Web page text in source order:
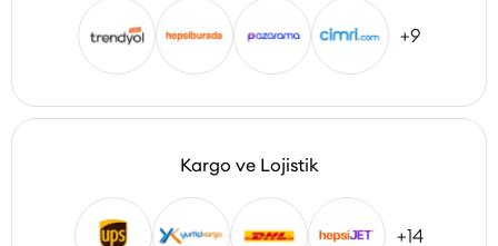
+9
Kargo ve Lojistik
+14